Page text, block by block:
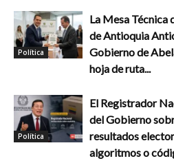
Política
La Mesa Técnica
de Antioquia
Gobierno de
hoja de ruta...
Política
El Registrador
del Gobierno
resultados
algoritmos o